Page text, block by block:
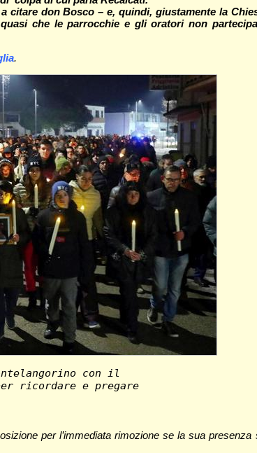
don Bosco – e, quindi, giustamente la
quasi che le parrocchie e gli oratori non
.
con il
ricordare e pregare
per l’immediata rimozione se la sua